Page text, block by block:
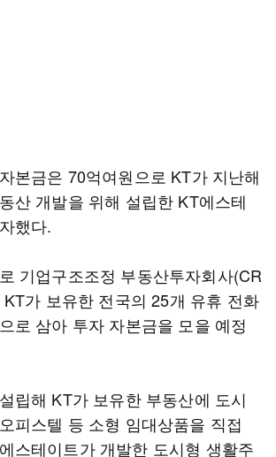
본금은 70억여원으로 KT가 지난해
산 개발을 위해 설립한 KT에스테
했다.
기업구조조정 부동산투자회사(CR
가 보유한 전국의 25개 유휴 전화
로 삼아 투자 자본금을 모을 예정
립해 KT가 보유한 부동산에 도시
피스텔 등 소형 임대상품을 직접
스테이트가 개발한 도시형 생활주